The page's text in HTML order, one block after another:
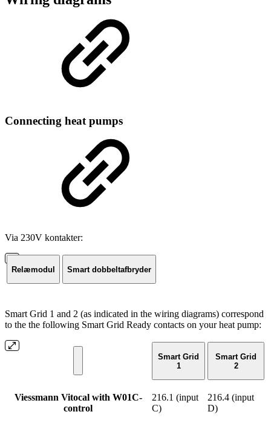
Connecting heat pumps
Via 230V kontakter:
Relæmodul Smart dobbeltafbryder
Smart Grid 1 and 2 (as indicated in the wiring diagrams) correspond
to the the following Smart Grid Ready contacts on your heat pump:
Smart Grid
1
Smart Grid
2
Viessmann Vitocal with W01C-
control
216.1 (input
C)
216.4 (input
D)